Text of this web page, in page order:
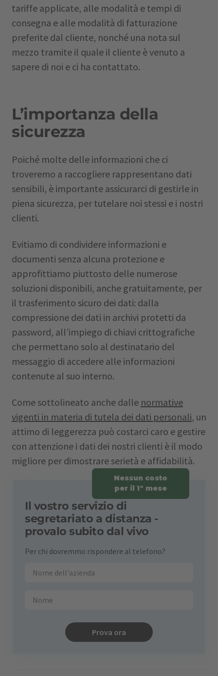
tariffe applicate, alle modalità e tempi di
consegna e alle modalità di fatturazione
preferite dal cliente, nonché una nota sul
mezzo tramite il quale il cliente è venuto a
sapere di noi e ci ha contattato.
L’importanza della
sicurezza
Poiché molte delle informazioni che ci
troveremo a raccogliere rappresentano dati
sensibili, è importante assicurarci di gestirle in
piena sicurezza, per tutelare noi stessi e i nostri
clienti.
Evitiamo di condividere informazioni e
documenti senza alcuna protezione e
approfittiamo piuttosto delle numerose
soluzioni disponibili, anche gratuitamente, per
il trasferimento sicuro dei dati: dalla
compressione dei dati in archivi protetti da
password, all’impiego di chiavi crittografiche
che permettano solo al destinatario del
messaggio di accedere alle informazioni
contenute al suo interno.
Come sottolineato anche dalle normative
vigenti in materia di tutela dei dati personali, un
attimo di leggerezza può costarci caro e gestire
con attenzione i dati dei nostri clienti è il modo
migliore per dimostrare serietà e affidabilità.
Nessun costo
per il 1º mese
Il vostro servizio di
segretariato a distanza -
provalo subito dal vivo
Per chi dovremmo rispondere al telefono?
Prova ora